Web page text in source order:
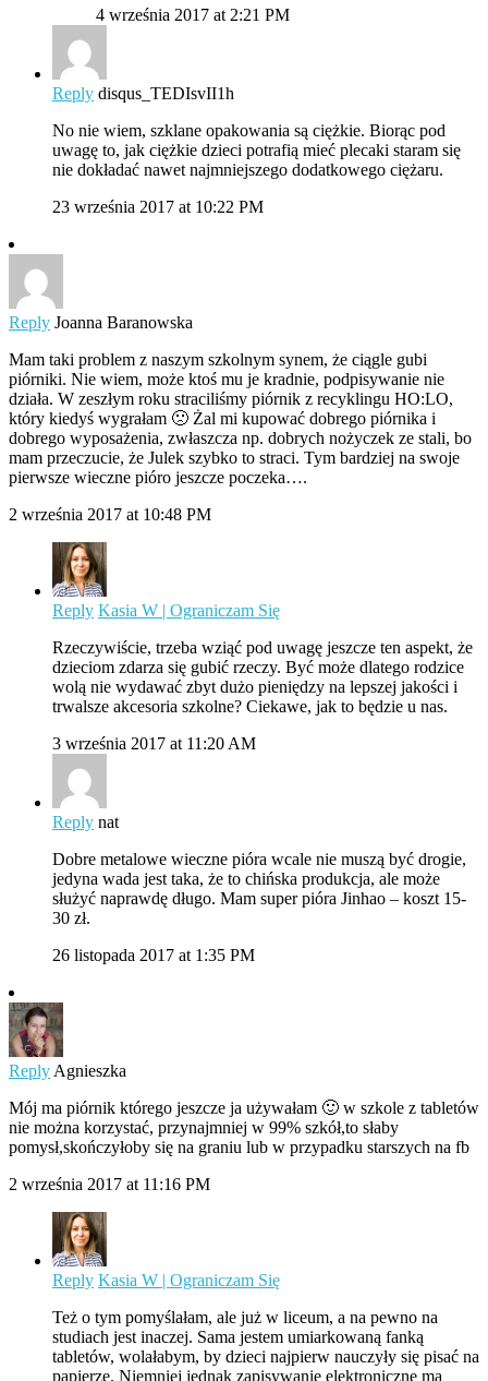
4 września 2017 at 2:21 PM
Reply disqus_TEDIsvII1h
No nie wiem, szklane opakowania są ciężkie. Biorąc pod
uwagę to, jak ciężkie dzieci potrafią mieć plecaki staram się
nie dokładać nawet najmniejszego dodatkowego ciężaru.
23 września 2017 at 10:22 PM
Reply Joanna Baranowska
Mam taki problem z naszym szkolnym synem, że ciągle gubi
piórniki. Nie wiem, może ktoś mu je kradnie, podpisywanie nie
działa. W zeszłym roku straciliśmy piórnik z recyklingu HO:LO,
który kiedyś wygrałam 🙁 Żal mi kupować dobrego piórnika i
dobrego wyposażenia, zwłaszcza np. dobrych nożyczek ze stali, bo
mam przeczucie, że Julek szybko to straci. Tym bardziej na swoje
pierwsze wieczne pióro jeszcze poczeka….
2 września 2017 at 10:48 PM
Reply Kasia W | Ograniczam Się
Rzeczywiście, trzeba wziąć pod uwagę jeszcze ten aspekt, że
dzieciom zdarza się gubić rzeczy. Być może dlatego rodzice
wolą nie wydawać zbyt dużo pieniędzy na lepszej jakości i
trwalsze akcesoria szkolne? Ciekawe, jak to będzie u nas.
3 września 2017 at 11:20 AM
Reply nat
Dobre metalowe wieczne pióra wcale nie muszą być drogie,
jedyna wada jest taka, że to chińska produkcja, ale może
służyć naprawdę długo. Mam super pióra Jinhao – koszt 15-
30 zł.
26 listopada 2017 at 1:35 PM
Reply Agnieszka
Mój ma piórnik którego jeszcze ja używałam 🙂 w szkole z tabletów
nie można korzystać, przynajmniej w 99% szkół,to słaby
pomysł,skończyłoby się na graniu lub w przypadku starszych na fb
2 września 2017 at 11:16 PM
Reply Kasia W | Ograniczam Się
Też o tym pomyślałam, ale już w liceum, a na pewno na
studiach jest inaczej. Sama jestem umiarkowaną fanką
tabletów, wolałabym, by dzieci najpierw nauczyły się pisać na
papierze. Niemniej jednak zapisywanie elektroniczne ma